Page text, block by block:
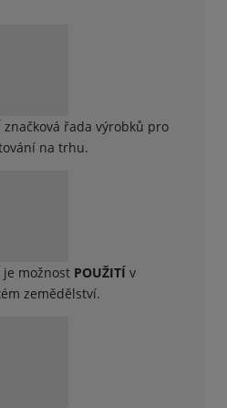
značková řada výrobků pro
na trhu.
je možnost POUŽITÍ v
zemědělství.